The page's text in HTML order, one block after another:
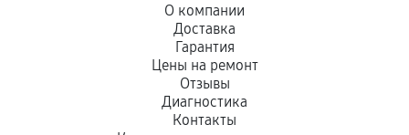
О компании
Доставка
Гарантия
Цены на ремонт
Отзывы
Диагностика
Контакты